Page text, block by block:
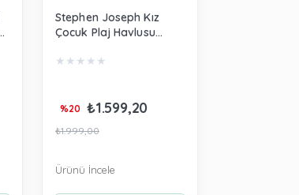
Stephen Joseph Kız
Çocuk Plaj Havlusu
SJ100490B
★ ★ ★ ★ ★
₺1.599,20
₺1.999,00
%20
Ürünü İncele